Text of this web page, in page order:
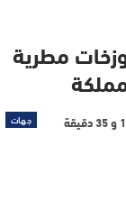
مطرية
جهات